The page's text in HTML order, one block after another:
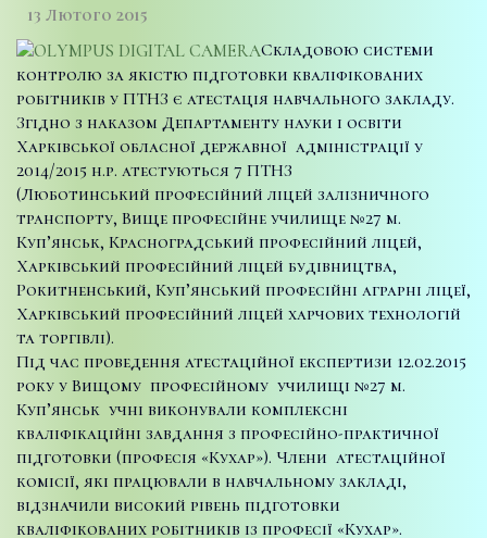
13 Лютого 2015
Складовою системи
контролю за якістю підготовки кваліфікованих
робітників у ПТНЗ є атестація навчального закладу.
Згідно з наказом Департаменту науки і освіти
Харківської обласної державної адміністрації у
2014/2015 н.р. атестуються 7 ПТНЗ
(Люботинський професійний ліцей залізничного
транспорту, Вище професійне училище №27 м.
Куп’янськ, Красноградський професійний ліцей,
Харківський професійний ліцей будівництва,
Рокитненський, Куп’янський професійні аграрні ліцеї,
Харківський професійний ліцей харчових технологій
та торгівлі).
Під час проведення атестаційної експертизи 12.02.2015
року у Вищому професійному училищі №27 м.
Куп’янськ учні виконували комплексні
кваліфікаційні завдання з професійно-практичної
підготовки (професія «Кухар»). Члени атестаційної
комісії, які працювали в навчальному закладі,
відзначили високий рівень підготовки
кваліфікованих робітників із професії «Кухар».